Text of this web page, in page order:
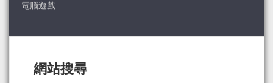
電腦遊戲
網站搜尋